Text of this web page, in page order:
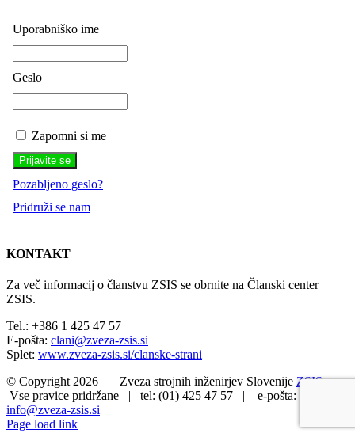
Uporabniško ime
Geslo
Zapomni si me
Pozabljeno geslo?
Pridruži se nam
KONTAKT
Za več informacij o članstvu ZSIS se obrnite na Članski center
ZSIS.
Tel.: +386 1 425 47 57
E-pošta: clani@zveza-zsis.si
Splet: www.zveza-zsis.si/clanske-strani
© Copyright 2026 | Zveza strojnih inženirjev Slovenije ZSIS
Vse pravice pridržane | tel: (01) 425 47 57 | e-pošta:
info@zveza-zsis.si
Page load link